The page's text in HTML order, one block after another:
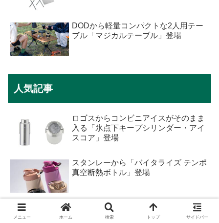
DODから軽量コンパクトな2人用テー
ブル「マジカルテーブル」登場
人気記事
ロゴスからコンビニアイスがそのまま
入る「氷点下キープシリンダー・アイ
スコア」登場
スタンレーから「バイタライズ テンポ
真空断熱ボトル」登場
ロゴスからドリンクホルダー対応の
「ThermoWall 真空断熱 カーボトルホ
メニュー ホーム 検索 トップ サイドバー